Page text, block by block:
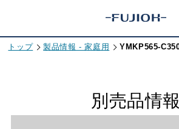
トップ 製品情報 - 家庭用 YMKP565-
別売品情報